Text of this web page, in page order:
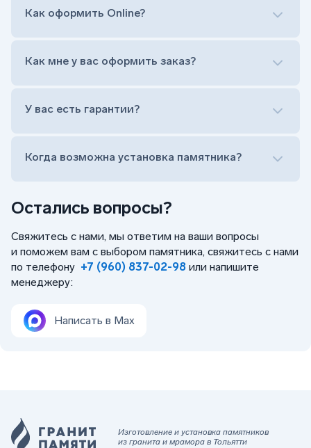
Остались вопросы?
Свяжитесь с нами, мы ответим на ваши вопросы
и поможем вам с выбором памятника, свяжитесь с нами
по телефону +7 (960) 837-02-98 или напишите
менеджеру:
Написать в Max
прописной)
Заказать бесплатный выезд менеджера на дом
Как оформить Online?
Заказать бесплатный выезд менеджера на дом
Как мне у вас оформить заказ?
У вас есть гарантии?
Когда возможна установка памятника?
Изготовление и установка памятников
из гранита и мрамора в Тольятти